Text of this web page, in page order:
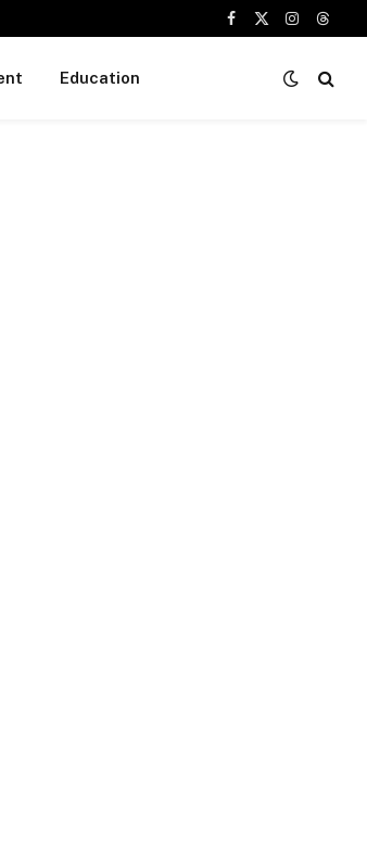
Facebook
X
Instagram
Education